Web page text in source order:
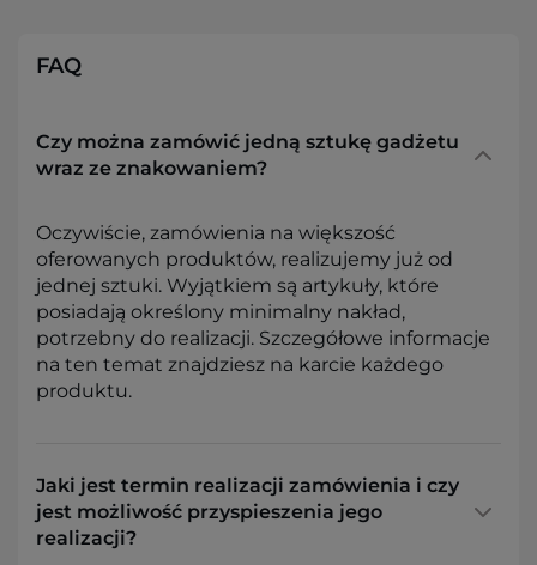
FAQ
Czy można zamówić jedną sztukę gadżetu
wraz ze znakowaniem?
Oczywiście, zamówienia na większość
oferowanych produktów, realizujemy już od
jednej sztuki. Wyjątkiem są artykuły, które
posiadają określony minimalny nakład,
potrzebny do realizacji. Szczegółowe informacje
na ten temat znajdziesz na karcie każdego
produktu.
Jaki jest termin realizacji zamówienia i czy
jest możliwość przyspieszenia jego
realizacji?